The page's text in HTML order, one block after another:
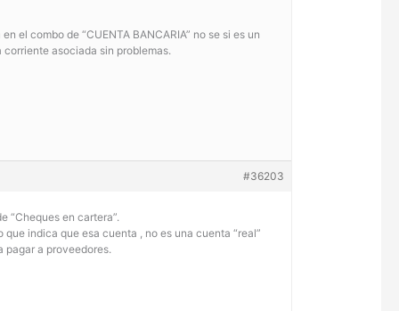
el combo de “CUENTA BANCARIA” no se si es un
corriente asociada sin problemas.
#36203
“Cheques en cartera”.
indica que esa cuenta , no es una cuenta “real”
pagar a proveedores.